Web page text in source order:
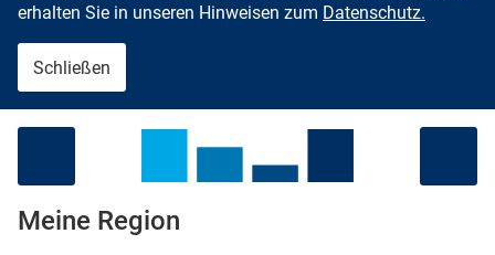
erhalten Sie in unseren Hinweisen zum Datenschutz.
Schließen
Meine Region